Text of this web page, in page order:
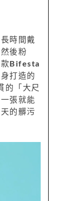
時間戴
後粉
Bifesta
打造的
的「大尺
張就能
的髒污